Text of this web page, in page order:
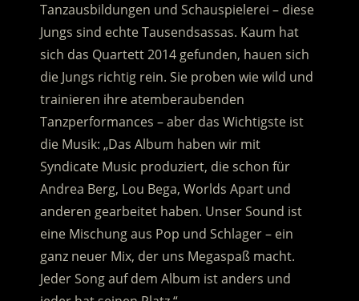
Tanzausbildungen und Schauspielerei – diese
Jungs sind echte Tausendsassas. Kaum hat
sich das Quartett 2014 gefunden, hauen sich
die Jungs richtig rein. Sie proben wie wild und
trainieren ihre atemberaubenden
Tanzperformances – aber das Wichtigste ist
die Musik: „Das Album haben wir mit
Syndicate Music produziert, die schon für
Andrea Berg, Lou Bega, Worlds Apart und
anderen gearbeitet haben. Unser Sound ist
eine Mischung aus Pop und Schlager – ein
ganz neuer Mix, der uns Megaspaß macht.
Jeder Song auf dem Album ist anders und